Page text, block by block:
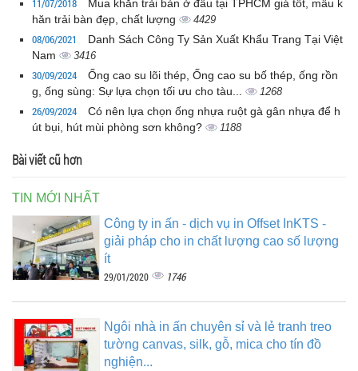
Mua khăn trải bàn ở đâu tại TPHCM giá tốt, mẫu k
hăn trải bàn đẹp, chất lượng
4429
08/06/2021
Danh Sách Công Ty Sản Xuất Khẩu Trang Tại Việt
Nam
3416
30/09/2024
Ống cao su lõi thép, Ống cao su bố thép, ống rồn
g, ống sùng: Sự lựa chọn tối ưu cho tàu...
1268
26/09/2024
Có nên lựa chọn ống nhựa ruột gà gân nhựa để h
út bụi, hút mùi phòng sơn không?
1188
Bài viết cũ hơn
TIN MỚI NHẤT
Công ty in ấn - dịch vụ in Offset InKTS -
giải pháp cho in chất lượng cao số lượng
ít
29/01/2020 1746
Ngôi nhà in ấn chuyên sỉ và lẻ tranh treo
tường canvas, silk, gỗ, mica cho tín đồ
nghiện...